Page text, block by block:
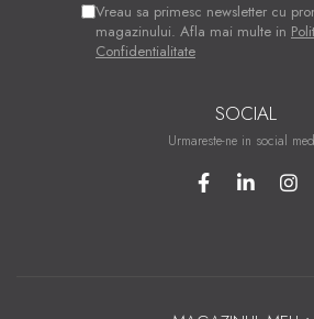
Vreau sa primesc newsletter cu
magazinului. Afla mai multe in
Confidentialitate
SOCIAL
Urmareste-ne in social